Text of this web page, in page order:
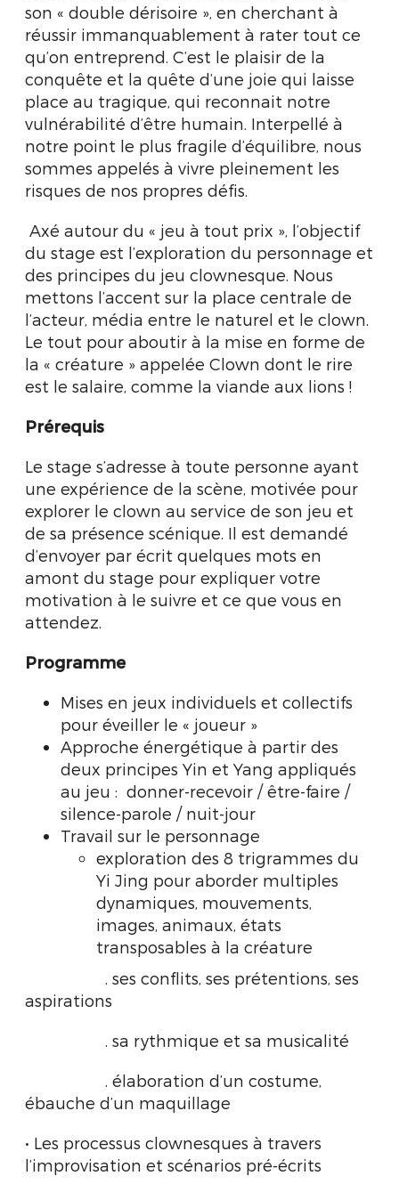
son « double dérisoire », en cherchant à
réussir immanquablement à rater tout ce
qu’on entreprend. C’est le plaisir de la
conquête et la quête d’une joie qui laisse
place au tragique, qui reconnait notre
vulnérabilité d’être humain. Interpellé à
notre point le plus fragile d’équilibre, nous
sommes appelés à vivre pleinement les
risques de nos propres défis.
Axé autour du « jeu à tout prix », l’objectif
du stage est l’exploration du personnage et
des principes du jeu clownesque. Nous
mettons l’accent sur la place centrale de
l’acteur, média entre le naturel et le clown.
Le tout pour aboutir à la mise en forme de
la « créature » appelée Clown dont le rire
est le salaire, comme la viande aux lions !
Prérequis
Le stage s’adresse à toute personne ayant
une expérience de la scène, motivée pour
explorer le clown au service de son jeu et
de sa présence scénique. Il est demandé
d’envoyer par écrit quelques mots en
amont du stage pour expliquer votre
motivation à le suivre et ce que vous en
attendez.
Programme
Mises en jeux individuels et collectifs
pour éveiller le « joueur »
Approche énergétique à partir des
deux principes Yin et Yang appliqués
au jeu : donner-recevoir / être-faire /
silence-parole / nuit-jour
Travail sur le personnage
exploration des 8 trigrammes du
Yi Jing pour aborder multiples
dynamiques, mouvements,
images, animaux, états
transposables à la créature
. ses conflits, ses prétentions, ses
aspirations
. sa rythmique et sa musicalité
. élaboration d’un costume,
ébauche d’un maquillage
• Les processus clownesques à travers
l’improvisation et scénarios pré-écrits